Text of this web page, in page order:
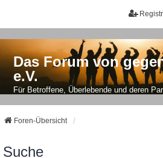
Das Forum von
e.V.
Für Betroffene, Überlebende und deren
Foren-Übersicht
Suche